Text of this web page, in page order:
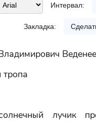
Интервал:
Закладка:
лучик